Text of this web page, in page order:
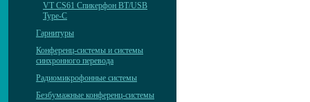
VT CS61 Cпикерфон BT/USB
Type-C
Гарнитуры
Конференц-системы и системы
синхронного перевода
Радиомикрофонные системы
Безбумажные конференц-системы